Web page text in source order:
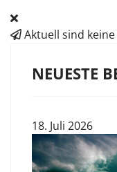
Aktuell sind
NEUESTE
18. Juli 2026